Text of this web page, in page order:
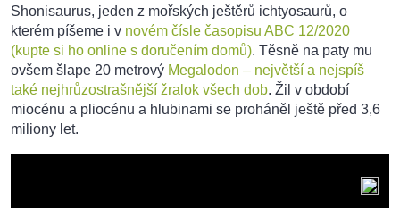
Shonisaurus, jeden z mořských ještěrů ichtyosaurů, o
kterém píšeme i v novém čísle časopisu ABC 12/2020
(kupte si ho online s doručením domů). Těsně na paty mu
ovšem šlape 20 metrový Megalodon – největší a nejspíš
také nejhrůzostrašnější žralok všech dob. Žil v období
miocénu a pliocénu a hlubinami se proháněl ještě před 3,6
miliony let.